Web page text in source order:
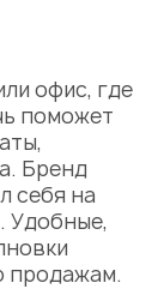
офис, где
поможет
Бренд
себя на
Удобные,
продажам.